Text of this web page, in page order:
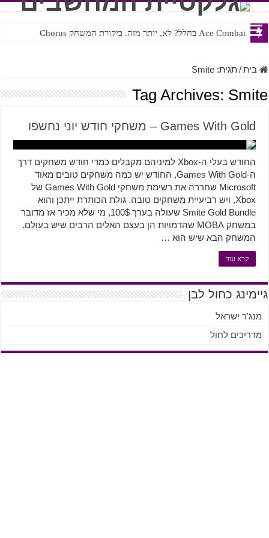
Ace Combat בחלל? לא, יותר מזה. ביקורת המשחק Chorus
בית/תגית:Smite
Tag Archives: Smite
Games With Gold – משחקי חודש יוני נחשפו
החודש בעלי ה-Xbox למיניהם מקבלים כמדי חודש משחקים דרך
ה-Games With Gold, החודש יש כמה משחקים טובים מאוד
Microsoft שחררה את רשימת משחקי Games With Gold של
Xbox, ויש רביעיית משחקים טובה. גולת הכותרת ייתכן והוא
Smite Gold Bundle שעולה בערך 100$, מי שלא מכיר אז מדובר
במשחק MOBA שהדמויות הן בעצם האלים הרבים שיש בעולם.
המשחק הבא שיש הוא …
קרא עוד
גיימינג כחול לבן
מנג'ר ישראל
מדריכים לחול